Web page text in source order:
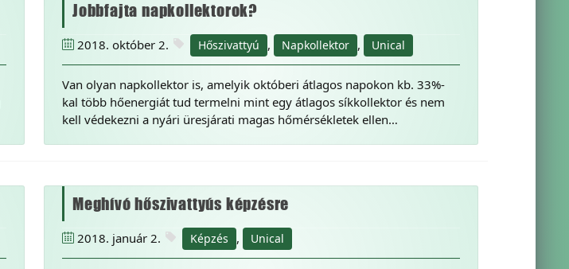
Jobbfajta napkollektorok?
2018. október 2. Hőszivattyú , Napkollektor , Unical
Van olyan napkollektor is, amelyik októberi átlagos napokon kb. 33%-
kal több hőenergiát tud termelni mint egy átlagos síkkollektor és nem
kell védekezni a nyári üresjárati magas hőmérsékletek ellen…
Meghívó hőszivattyús képzésre
2018. január 2. Képzés , Unical